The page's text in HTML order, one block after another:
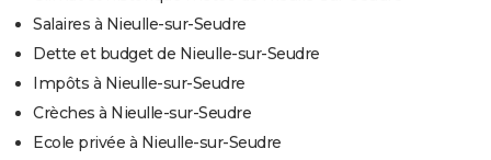
Salaires à Nieulle-sur-Seudre
Dette et budget de Nieulle-sur-Seudre
Impôts à Nieulle-sur-Seudre
Crèches à Nieulle-sur-Seudre
Ecole privée à Nieulle-sur-Seudre